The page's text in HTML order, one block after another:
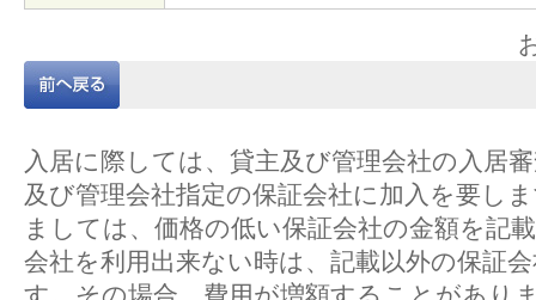
入居に際しては、貸主及び管理会社の入居
及び管理会社指定の保証会社に加入を要し
ましては、価格の低い保証会社の金額を記
会社を利用出来ない時は、記載以外の保証